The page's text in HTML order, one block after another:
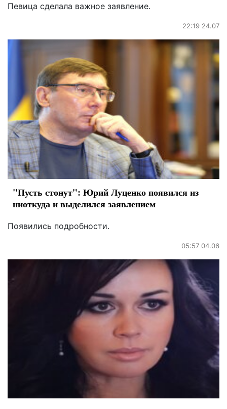
Певица сделала важное заявление.
22:19 24.07
"Пусть стонут": Юрий Луценко появился из
ниоткуда и выделился заявлением
Появились подробности.
05:57 04.06